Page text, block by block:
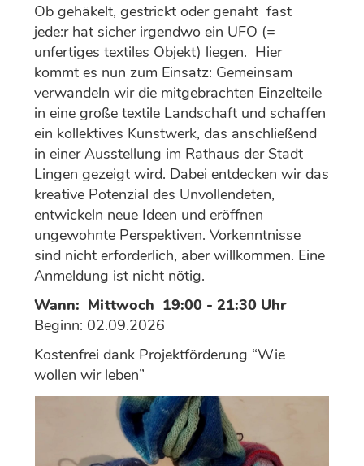
Ob gehäkelt, gestrickt oder genäht ­ fast
jede:r hat sicher irgendwo ein UFO (=
unfertiges textiles Objekt) liegen. Hier
kommt es nun zum Einsatz: Gemeinsam
verwandeln wir die mitgebrachten Einzelteile
in eine große textile Landschaft und schaffen
ein kollektives Kunstwerk, das anschließend
in einer Ausstellung im Rathaus der Stadt
Lingen gezeigt wird. Dabei entdecken wir das
kreative Potenzial des Unvollendeten,
entwickeln neue Ideen und eröffnen
ungewohnte Perspektiven. Vorkenntnisse
sind nicht erforderlich, aber willkommen. Eine
Anmeldung ist nicht nötig.
Wann: Mittwoch 19:00 - 21:30 Uhr
Beginn: 02.09.2026
Kostenfrei dank Projektförderung “Wie
wollen wir leben”